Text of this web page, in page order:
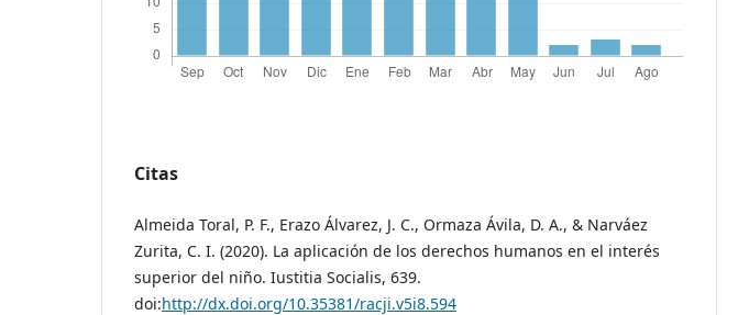
Citas
Almeida Toral, P. F., Erazo Álvarez, J. C., Ormaza Ávila, D. A., & Narváez
Zurita, C. I. (2020). La aplicación de los derechos humanos en el interés
superior del niño. Iustitia Socialis, 639.
doi:http://dx.doi.org/10.35381/racji.v5i8.594